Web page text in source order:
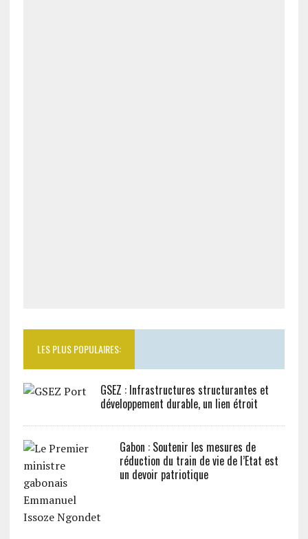
LES PLUS POPULAIRES:
GSEZ : Infrastructures structurantes et
développement durable, un lien étroit
Gabon : Soutenir les mesures de
réduction du train de vie de l’Etat est
un devoir patriotique